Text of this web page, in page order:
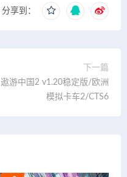
分享到：
下一篇
遨游中国2 v1.20稳定版/欧洲
模拟卡车2/CTS6